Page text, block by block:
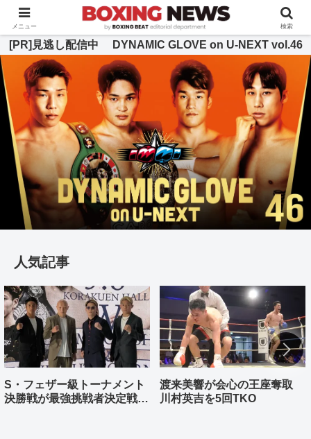
BOXING BEAT [ボクシング・ビート] 公式サイト
[PR]見逃し配信中 DYNAMIC GLOVE on U-NEXT vol.46
人気記事
S・フェザー級トーナメント
決勝戦が最強挑戦者決定戦兼
渡来美響が会心の王座奪取
川村英吉を5回TKO
メニュー 検索